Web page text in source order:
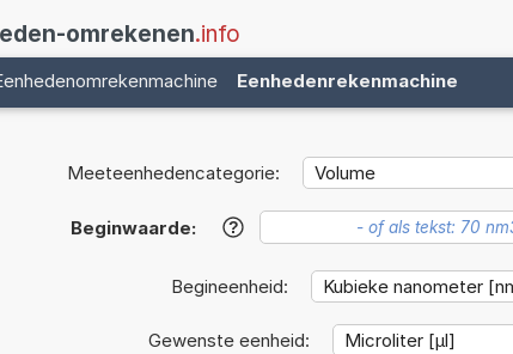
omrekenen.info
Eenhedenrekenmachine
Meeteenhedencategorie:
Beginwaarde: ?
Begineenheid:
Gewenste eenheid: